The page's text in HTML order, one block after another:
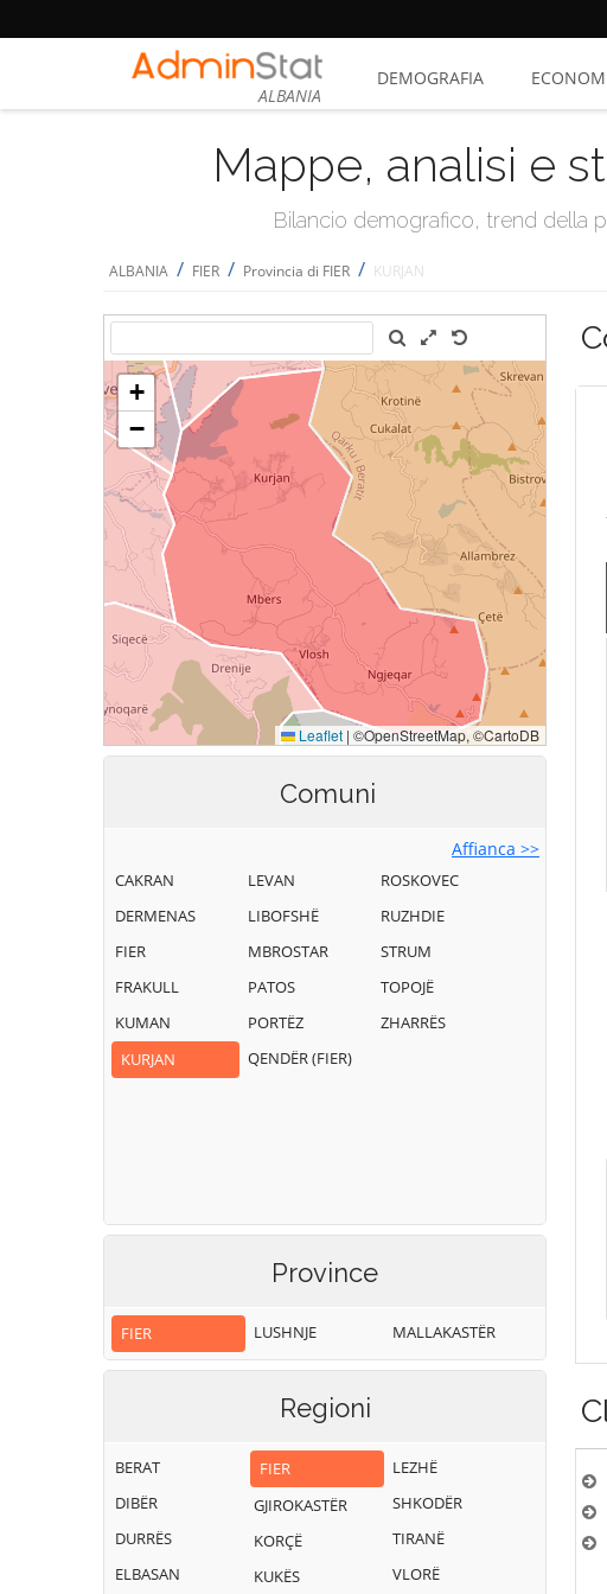
ALBANIA
DEMOGRAFIA
Mappe, analisi e
Bilancio demografico, trend della
ALBANIA / FIER / Provincia di FIER / KURJAN
Comuni
Affianca >>
CAKRAN
DERMENAS
FIER
FRAKULL
KUMAN
KURJAN
LEVAN
LIBOFSHË
MBROSTAR
PATOS
PORTËZ
QENDËR (FIER)
ROSKOVEC
RUZHDIE
STRUM
TOPOJË
ZHARRËS
Province
FIER LUSHNJE MALLAKASTËR
Regioni
BERAT
DIBËR
DURRËS
ELBASAN
FIER
GJIROKASTËR
KORÇË
KUKËS
LEZHË
SHKODËR
TIRANË
VLORË